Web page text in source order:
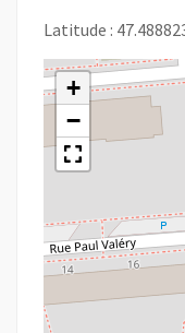
Latitude :
+
−